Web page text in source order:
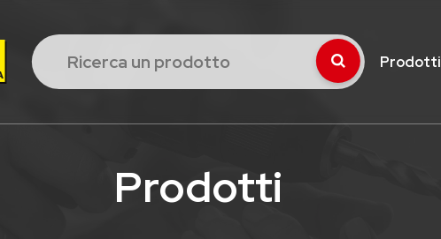
Prodotti
Prodotti